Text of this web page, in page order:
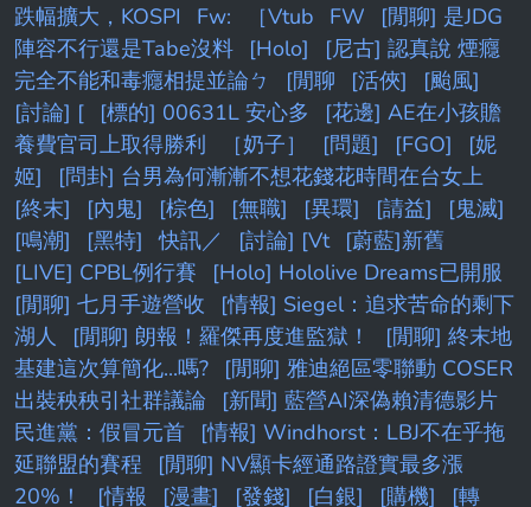
跌幅擴大，KOSPI
Fw: ［Vtub FW
[閒聊] 是JDG
陣容不行還是Tabe沒料
[Holo]
[尼古] 認真說 煙癮
完全不能和毒癮相提並論ㄅ
[閒聊 [活俠]
[颱風]
[討論] [
[標的] 00631L 安心多
[花邊] AE在小孩贍
養費官司上取得勝利
［奶子］ [問題] [FGO]
[妮
姬]
[問卦] 台男為何漸漸不想花錢花時間在台女上
[終末]
[內鬼] [棕色] [無職] [異環] [請益]
[鬼滅]
[鳴潮]
[黑特] 快訊／ [討論] [Vt
[蔚藍]新舊
[LIVE] CPBL例行賽
[Holo] Hololive Dreams已開服
[閒聊] 七月手遊營收
[情報] Siegel：追求苦命的剩下
湖人
[閒聊] 朗報！羅傑再度進監獄！
[閒聊] 終末地
基建這次算簡化...嗎?
[閒聊] 雅迪絕區零聯動 COSER
出裝秧秧引社群議論
[新聞] 藍營AI深偽賴清德影片
民進黨：假冒元首
[情報] Windhorst：LBJ不在乎拖
延聯盟的賽程
[閒聊] NV顯卡經通路證實最多漲
20%！
[情報 [漫畫] [發錢] [白銀] [購機] [轉